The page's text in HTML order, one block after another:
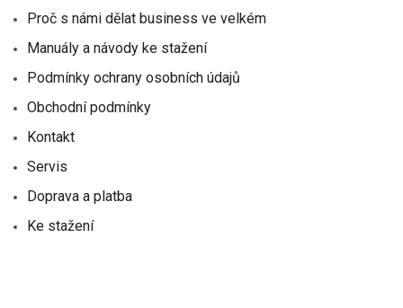
Proč s námi dělat business ve velkém
Manuály a návody ke stažení
Podmínky ochrany osobních údajů
Obchodní podmínky
Kontakt
Servis
Doprava a platba
Ke stažení